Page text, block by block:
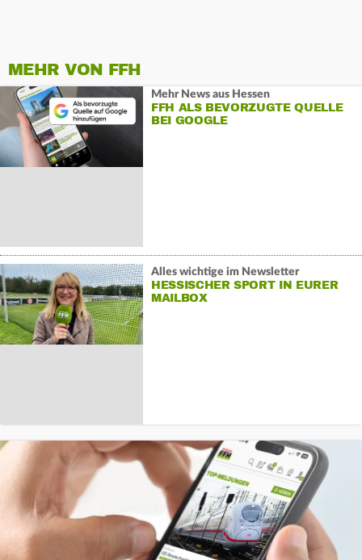
MEHR VON FFH
Mehr News aus Hessen
FFH ALS BEVORZUGTE QUELLE
BEI GOOGLE
Alles wichtige im Newsletter
HESSISCHER SPORT IN EURER
MAILBOX